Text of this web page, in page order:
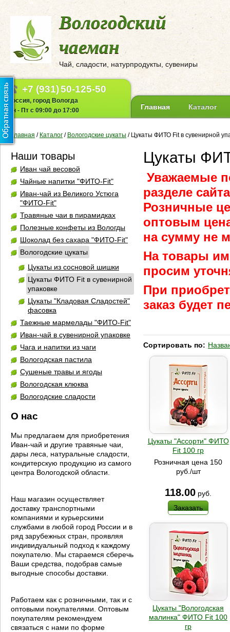
Вологодский
чаеман
Чай, сладости, натурпродукты, сувениры
+7 (931)50-125-50
Россия, город Вологда
Пн - Пт с 09:00 до 17:00
Главная Каталог
Главная / Каталог / Вологодские цукаты / Цукаты ФИТО Fit в сувенирной
Наши товары
Иван чай весовой
Чайные напитки "ФИТО-Fit"
Иван-чай из Великого Устюга
"ФИТО-Fit"
Травяные чаи в пирамидках
Полезные конфеты из Вологды
Шоколад без сахара "ФИТО-Fit"
Вологодские цукаты
Цукаты из сосновой шишки
Цукаты ФИТО Fit в сувенирной
упаковке
Цукаты "Кладовая Сладостей"
фасовка
Таежные мармелады "ФИТО-Fit"
Иван-чай в сувенирной упаковке
Чага и напитки из чаги
Вологодская пастила
Сушеные травы и ягоды
Вологодская клюква
Вологодские сладости
О нас
Мы предлагаем для приобретения
Иван-чай и другие травяные чаи,
дары леса, натуральные сладости,
кондитерскую продукцию из самого
центра Вологодской области.
Наш магазин осуществляет
доставку транспортными
компаниями и курьерскими
службами в любой город России и в
ряд зарубежных стран, проявляя
индивидуальный подход к каждому
покупателю. Мы стараемся сберечь
Ваши средства, подобрав самые
выгодные способы доставки.
Работаем как с розничными, так и с
оптовыми покупателями. Оптовым
покупателям рекомендуем
связаться с нами по форме
Цукаты
Уважаемые
разделе
Розничные
оптовым
на сумму не
На товары
просим
При
заказ будет
Сортировать по:
Цукаты "Ассорти" ФИТО
Fit 100 гр
Розничная цена 150
руб./шт
118.00 руб.
Заказать
Цукаты "Вологодская
малинка" ФИТО Fit 100
гр